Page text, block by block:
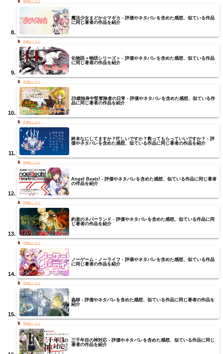
魔法少女まどか☆マギカ - 評価やネタバレを含めた感想、似ている作品
に同じ著者の作品を紹介
化物語＜物語シリーズ＞ - 評価やネタバレを含めた感想、似ている作品
に同じ著者の作品を紹介
29歳独身中堅冒険者の日常 - 評価やネタバレを含めた感想、似ている作
品に同じ著者の作品を紹介
終末なにしてますか？忙しいですか？救ってもらっていいですか？ - 評
価やネタバレを含めた感想、似ている作品に同じ著者の作品を紹介
Angel Beats! - 評価やネタバレを含めた感想、似ている作品に同じ著者
の作品を紹介
約束のネバーランド - 評価やネタバレを含めた感想、似ている作品に同
じ著者の作品を紹介
ノーゲーム・ノーライフ - 評価やネタバレを含めた感想、似ている作品
に同じ著者の作品を紹介
蟲師 - 評価やネタバレを含めた感想、似ている作品に同じ著者の作品を
紹介
三千年目の神対応 - 評価やネタバレを含めた感想、似ている作品に同じ
著者の作品を紹介